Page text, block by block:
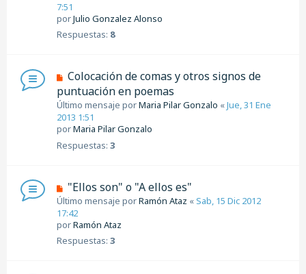
7:51
porJulio Gonzalez Alonso
Respuestas: 8
Colocación de comas y otros signos de
puntuación en poemas
Último mensaje porMaria Pilar Gonzalo «Jue, 31 Ene
2013 1:51
porMaria Pilar Gonzalo
Respuestas: 3
"Ellos son" o "A ellos es"
Último mensaje porRamón Ataz «Sab, 15 Dic 2012
17:42
porRamón Ataz
Respuestas: 3